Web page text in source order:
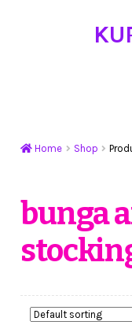
Workshop
Kursus Kerajinan
Cart
Home Shop
bunga